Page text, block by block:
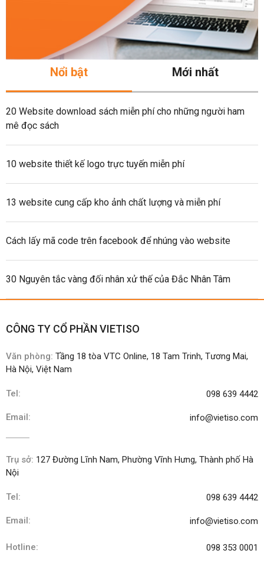
Nổi bật Mới nhất
20 Website download sách miễn phí cho những người ham
mê đọc sách
10 website thiết kế logo trực tuyến miễn phí
13 website cung cấp kho ảnh chất lượng và miễn phí
Cách lấy mã code trên facebook để nhúng vào website
30 Nguyên tắc vàng đối nhân xử thế của Đắc Nhân Tâm
CÔNG TY CỔ PHẦN VIETISO
Văn phòng: Tầng 18 tòa VTC Online, 18 Tam Trinh, Tương Mai,
Hà Nội, Việt Nam
Tel: 098 639 4442
Email: info@vietiso.com
Trụ sở: 127 Đường Lĩnh Nam, Phường Vĩnh Hưng, Thành phố Hà
Nội
Tel: 098 639 4442
Email: info@vietiso.com
Hotline: 098 353 0001